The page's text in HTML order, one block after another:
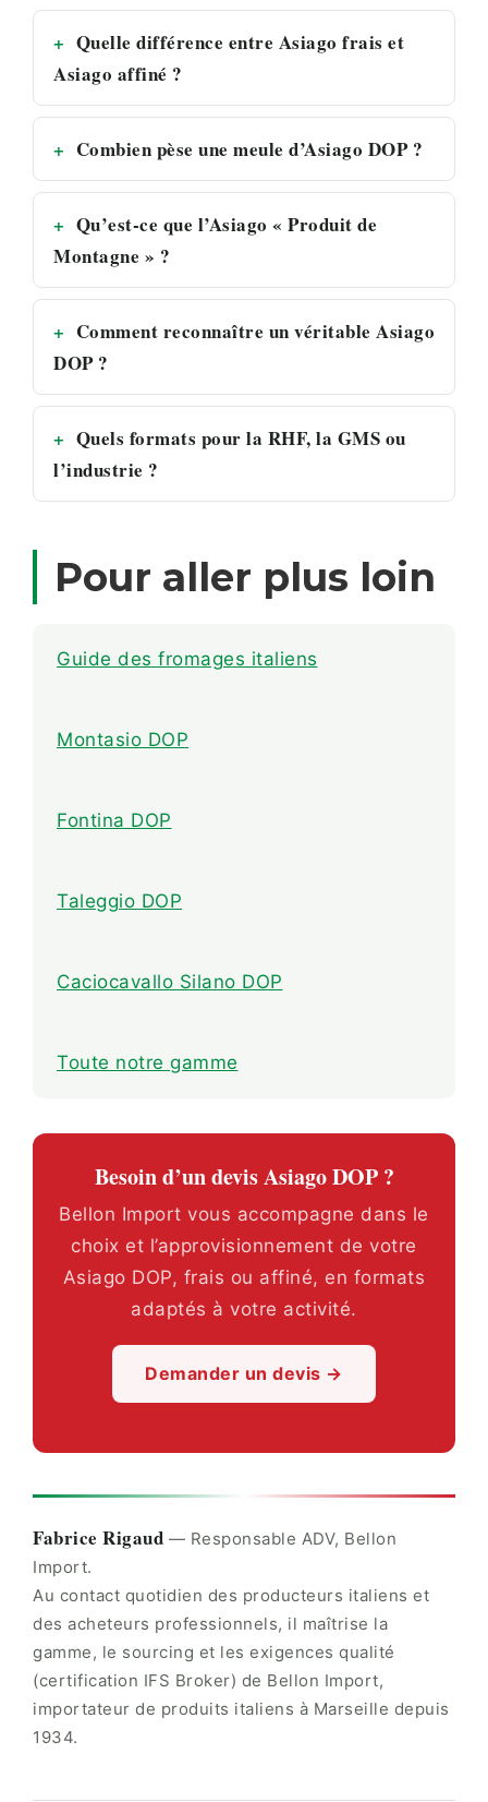
Quelle différence entre Asiago frais et
Asiago affiné ?
Combien pèse une meule d’Asiago DOP ?
Qu’est-ce que l’Asiago « Produit de
Montagne » ?
Comment reconnaître un véritable Asiago
DOP ?
Quels formats pour la RHF, la GMS ou
l’industrie ?
Pour aller plus loin
Guide des fromages italiens
Montasio DOP
Fontina DOP
Taleggio DOP
Caciocavallo Silano DOP
Toute notre gamme
Besoin d’un devis Asiago DOP ?
Bellon Import vous accompagne dans le
choix et l’approvisionnement de votre
Asiago DOP, frais ou affiné, en formats
adaptés à votre activité.
Demander un devis →
Fabrice Rigaud — Responsable ADV, Bellon
Import.
Au contact quotidien des producteurs italiens et
des acheteurs professionnels, il maîtrise la
gamme, le sourcing et les exigences qualité
(certification IFS Broker) de Bellon Import,
importateur de produits italiens à Marseille depuis
1934.